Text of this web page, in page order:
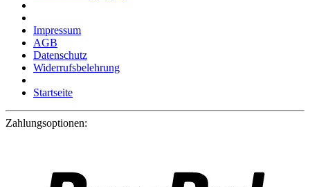
Impressum
AGB
Datenschutz
Widerrufsbelehrung
Startseite
Zahlungsoptionen: